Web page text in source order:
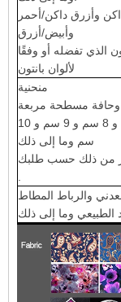
وأزرق داكن/أحمر
وأبيض/أزرق
الذي تفضله أو وفقًا
لألوان بانتون
منحنية
مسطحة مربعة
طول الحافة 7 سم و 7,5 سم و 8 سم و 9 سم و 10
سم وما إلى ذلك
والرباط المطاط
الطبيعي وما إلى ذلك